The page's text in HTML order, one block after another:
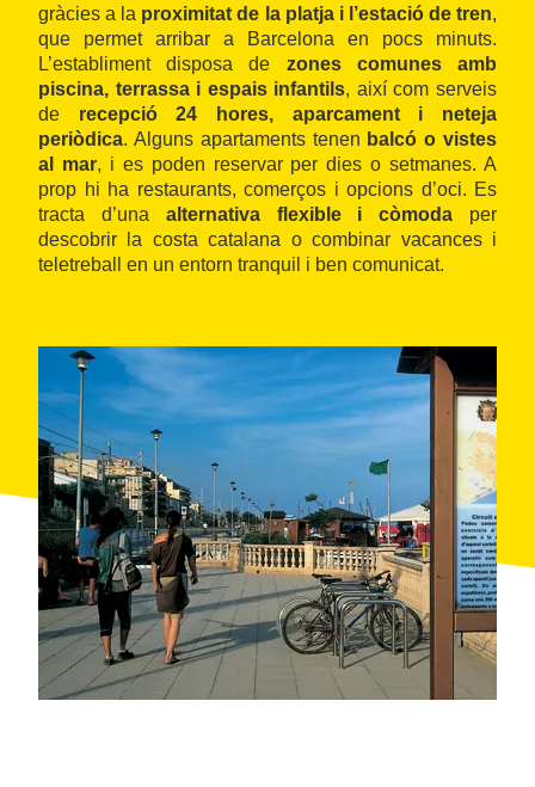
gràcies a la proximitat de la platja i l’estació de tren,
que permet arribar a Barcelona en pocs minuts.
L’establiment disposa de zones comunes amb
piscina, terrassa i espais infantils, així com serveis
de recepció 24 hores, aparcament i neteja
periòdica. Alguns apartaments tenen balcó o vistes
al mar, i es poden reservar per dies o setmanes. A
prop hi ha restaurants, comerços i opcions d’oci. Es
tracta d’una alternativa flexible i còmoda per
descobrir la costa catalana o combinar vacances i
teletreball en un entorn tranquil i ben comunicat.